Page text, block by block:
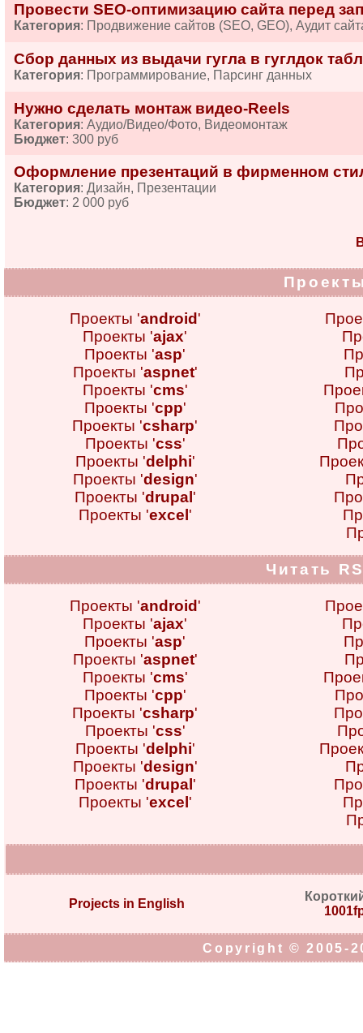
Провести SEO-оптимизацию сайта перед
Категория: Продвижение сайтов (SEO, GEO), Аудит
Сбор данных из выдачи гугла в гуглдок
Категория: Программирование, Парсинг данных
Нужно сделать монтаж видео-Reels
Категория: Аудио/Видео/Фото, Видеомонтаж
Бюджет: 300 руб
Оформление презентаций в фирменном
Категория: Дизайн, Презентации
Бюджет: 2 000 руб
Проекты 'android '
Проекты 'ajax'
Проекты 'asp'
Проекты 'aspnet'
Проекты 'cms'
Проекты 'cpp'
Проекты 'csharp'
Проекты 'css'
Проекты 'delphi'
Проекты 'design'
Проекты 'drupal '
Проекты 'excel '
Читать
Проекты 'android '
Проекты 'ajax'
Проекты 'asp'
Проекты 'aspnet'
Проекты 'cms'
Проекты 'cpp'
Проекты 'csharp'
Проекты 'css'
Проекты 'delphi'
Проекты 'design'
Проекты 'drupal '
Проекты 'excel '
Projects in English
Copyright © 2005-